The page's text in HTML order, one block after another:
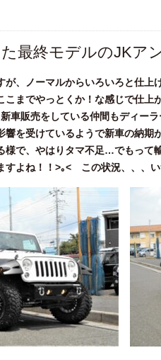
最終モデルのJKア
が、ノーマルからいろいろと仕
こまでやっとくか！な感じで仕
車販売をしている仲間もディー
響を受けているようで新車の納
様で、やはりタマ不足…でもって
すよね！！>｡< この状況、、、